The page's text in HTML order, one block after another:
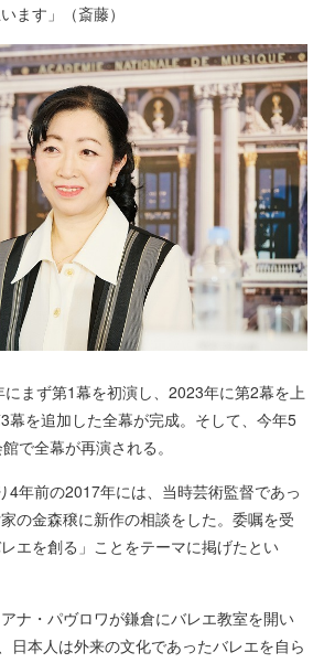
ます」（斎藤）
にまず第1幕を初演し、2023年に第2幕を上
幕を追加した全幕が完成。そして、今年5
で全幕が再演される。
4年前の2017年には、当時芸術監督であっ
の金森穣に新作の相談をした。委嘱を受
エを創る」ことをテーマに掲げたとい
ナ・パヴロワが鎌倉にバレエ教室を開い
日本人は外来の文化であったバレエを自ら